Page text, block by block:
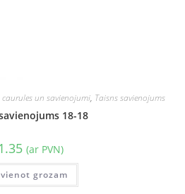
caurules un savienojumi, Taisns savienojums
18-18
1.35 (ar PVN)
grozam